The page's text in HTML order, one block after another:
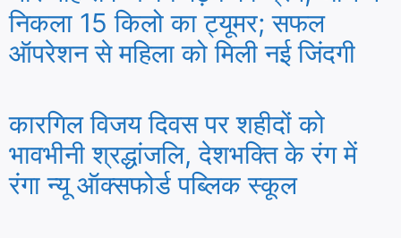
निकला 15 किलो का ट्यूमर; सफल
ऑपरेशन से महिला को मिली नई जिंदगी
कारगिल विजय दिवस पर शहीदों को
भावभीनी श्रद्धांजलि, देशभक्ति के रंग में
रंगा न्यू ऑक्सफोर्ड पब्लिक स्कूल